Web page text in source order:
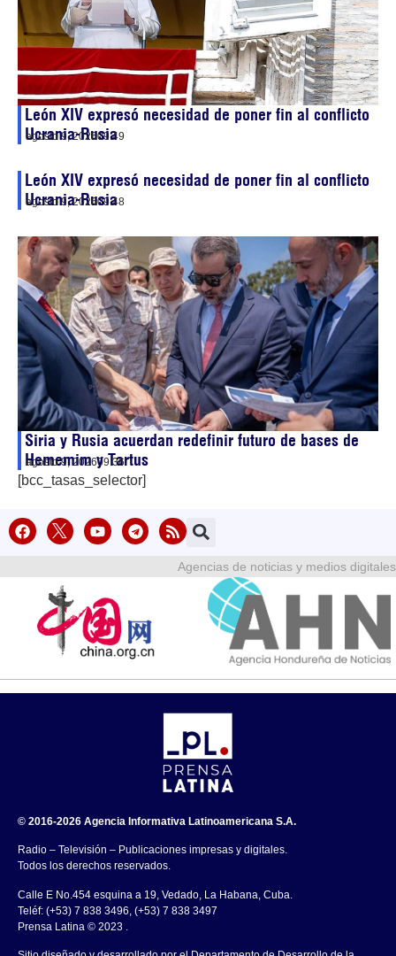
León XIV expresó necesidad de poner fin al conflicto
Ucrania-Rusia
agosto 9, 202609:49
León XIV expresó necesidad de poner fin al conflicto
Ucrania-Rusia
agosto 9, 202609:48
Siria y Rusia acuerdan redefinir futuro de bases de
Hememim y Tartus
agosto 9, 202609:36
[bcc_tasas_selector]
Agencias de noticias y medios digitales
© 2016-2026 Agencia Informativa Latinoamericana S.A.
Radio – Televisión – Publicaciones impresas y digitales.
Todos los derechos reservados.
Calle E No.454 esquina a 19, Vedado, La Habana, Cuba.
Teléf: (+53) 7 838 3496, (+53) 7 838 3497
Prensa Latina © 2023 .